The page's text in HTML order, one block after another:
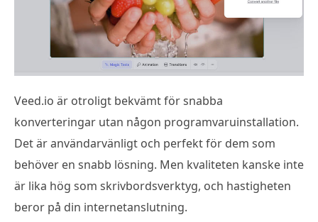
Veed.io är otroligt bekvämt för snabba
konverteringar utan någon programvaruinstallation.
Det är användarvänligt och perfekt för dem som
behöver en snabb lösning. Men kvaliteten kanske inte
är lika hög som skrivbordsverktyg, och hastigheten
beror på din internetanslutning.